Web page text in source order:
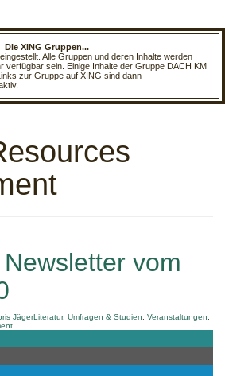
Die XING Gruppen...
Alle Gruppen und deren Inhalte werden
verfügbar sein. Einige Inhalte der Gruppe DACH KM
zur Gruppe auf XING sind dann
vom
JägerLiteratur, Umfragen & Studien Veranstaltungen
on